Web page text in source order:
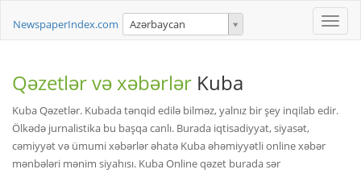
Toggle
NewspaperIndex.com Azərbaycan
Qəzetlər və xəbərlər Kuba
Kuba Qəzetlər. Kubada tənqid edilə bilməz, yalnız bir şey inqilab edir.
Ölkədə jurnalistika bu başqa canlı. Burada iqtisadiyyat, siyasət,
cəmiyyət və ümumi xəbərlər əhatə Kuba əhəmiyyətli online xəbər
mənbələri mənim siyahısı. Kuba Online qəzet burada sər